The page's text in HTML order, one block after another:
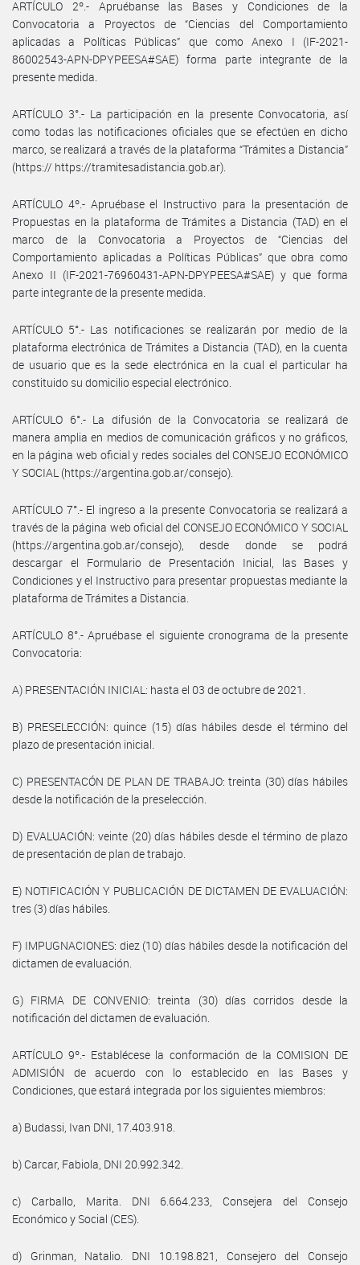
ARTÍCULO 2º.- Apruébanse las Bases y Condiciones de la
Convocatoria a Proyectos de “Ciencias del Comportamiento
aplicadas a Políticas Públicas” que como Anexo I (IF-2021-
86002543-APN-DPYPEESA#SAE) forma parte integrante de la
presente medida.
ARTÍCULO 3°.- La participación en la presente Convocatoria, así
como todas las notificaciones oficiales que se efectúen en dicho
marco, se realizará a través de la plataforma “Trámites a Distancia”
(https:// https://tramitesadistancia.gob.ar).
ARTÍCULO 4º.- Apruébase el Instructivo para la presentación de
Propuestas en la plataforma de Trámites a Distancia (TAD) en el
marco de la Convocatoria a Proyectos de “Ciencias del
Comportamiento aplicadas a Políticas Públicas” que obra como
Anexo II (IF-2021-76960431-APN-DPYPEESA#SAE) y que forma
parte integrante de la presente medida.
ARTÍCULO 5°.- Las notificaciones se realizarán por medio de la
plataforma electrónica de Trámites a Distancia (TAD), en la cuenta
de usuario que es la sede electrónica en la cual el particular ha
constituido su domicilio especial electrónico.
ARTÍCULO 6°.- La difusión de la Convocatoria se realizará de
manera amplia en medios de comunicación gráficos y no gráficos,
en la página web oficial y redes sociales del CONSEJO ECONÓMICO
Y SOCIAL (https://argentina.gob.ar/consejo).
ARTÍCULO 7°.- El ingreso a la presente Convocatoria se realizará a
través de la página web oficial del CONSEJO ECONÓMICO Y SOCIAL
(https://argentina.gob.ar/consejo), desde donde se podrá
descargar el Formulario de Presentación Inicial, las Bases y
Condiciones y el Instructivo para presentar propuestas mediante la
plataforma de Trámites a Distancia.
ARTÍCULO 8°.- Apruébase el siguiente cronograma de la presente
Convocatoria:
A) PRESENTACIÓN INICIAL: hasta el 03 de octubre de 2021.
B) PRESELECCIÓN: quince (15) días hábiles desde el término del
plazo de presentación inicial.
C) PRESENTACÓN DE PLAN DE TRABAJO: treinta (30) días hábiles
desde la notificación de la preselección.
D) EVALUACIÓN: veinte (20) días hábiles desde el término de plazo
de presentación de plan de trabajo.
E) NOTIFICACIÓN Y PUBLICACIÓN DE DICTAMEN DE EVALUACIÓN:
tres (3) días hábiles.
F) IMPUGNACIONES: diez (10) días hábiles desde la notificación del
dictamen de evaluación.
G) FIRMA DE CONVENIO: treinta (30) días corridos desde la
notificación del dictamen de evaluación.
ARTÍCULO 9º.- Establécese la conformación de la COMISION DE
ADMISIÓN de acuerdo con lo establecido en las Bases y
Condiciones, que estará integrada por los siguientes miembros:
a) Budassi, Ivan DNI, 17.403.918.
b) Carcar, Fabiola, DNI 20.992.342.
c) Carballo, Marita. DNI 6.664.233, Consejera del Consejo
Económico y Social (CES).
d) Grinman, Natalio. DNI 10.198.821, Consejero del Consejo